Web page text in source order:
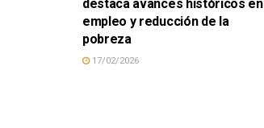
destaca avances históricos en
empleo y reducción de la
pobreza
17/02/2026